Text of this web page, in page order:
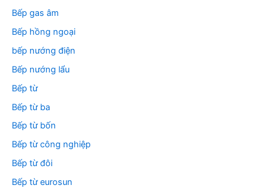
Bếp gas âm
Bếp hồng ngoại
bếp nướng điện
Bếp nướng lẩu
Bếp từ
Bếp từ ba
Bếp từ bốn
Bếp từ công nghiệp
Bếp từ đôi
Bếp từ eurosun